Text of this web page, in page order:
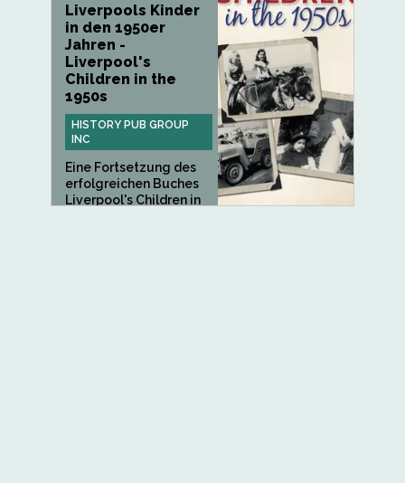
Liverpools Kinder
in den 1950er
Jahren -
Liverpool's
Children in the
1950s
HISTORY PUB GROUP
INC
Eine Fortsetzung des
erfolgreichen Buches
Liverpool's Children in